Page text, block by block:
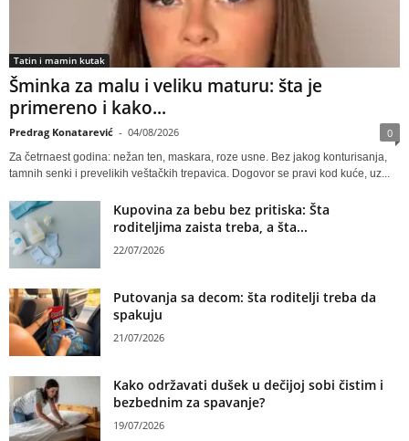
Tatin i mamin kutak
Šminka za malu i veliku maturu: šta je
primereno i kako...
Predrag Konatarević - 04/08/2026 0
Za četrnaest godina: nežan ten, maskara, roze usne. Bez jakog konturisanja,
tamnih senki i prevelikih veštačkih trepavica. Dogovor se pravi kod kuće, uz...
Kupovina za bebu bez pritiska: Šta
roditeljima zaista treba, a šta...
22/07/2026
Putovanja sa decom: šta roditelji treba da
spakuju
21/07/2026
Kako održavati dušek u dečijoj sobi čistim i
bezbednim za spavanje?
19/07/2026